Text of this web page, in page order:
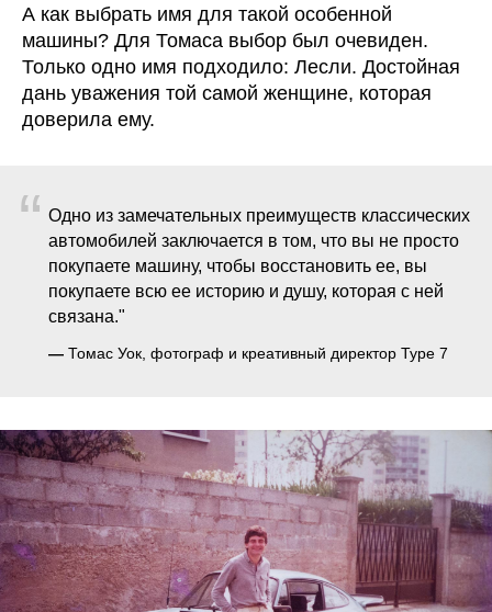
А как выбрать имя для такой особенной
машины? Для Томаса выбор был очевиден.
Только одно имя подходило: Лесли. Достойная
дань уважения той самой женщине, которая
доверила ему.
“ Одно из замечательных преимуществ классических
автомобилей заключается в том, что вы не просто
покупаете машину, чтобы восстановить ее, вы
покупаете всю ее историю и душу, которая с ней
связана."
— Томас Уок, фотограф и креативный директор Type 7